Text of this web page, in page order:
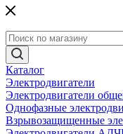
Каталог
Электродвигатели
Электродвигатели
Однофазные
Взрывозащищенные